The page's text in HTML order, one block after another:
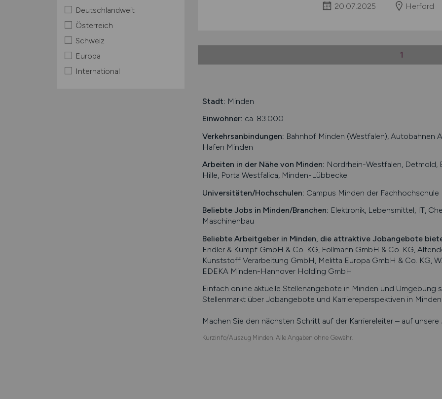
Deutschlandweit
Österreich
Schweiz
Europa
International
20.07.2025 Herford
1
Stadt: Minden
Einwohner: ca. 83.000
Verkehrsanbindungen: Bahnhof Minden (Westfalen), Autobahnen
Hafen Minden
Arbeiten in der Nähe von Minden: Nordrhein-Westfalen, Detmold,
Hille, Porta Westfalica, Minden-Lübbecke
Universitäten/Hochschulen: Campus Minden der Fachhochschule
Beliebte Jobs in Minden/Branchen: Elektronik, Lebensmittel, IT,
Maschinenbau
Beliebte Arbeitgeber in Minden , die attraktive Jobangebote
Endler & Kumpf GmbH & Co. KG, Follmann GmbH & Co. KG,
Kunststoff Verarbeitung GmbH, Melitta Europa GmbH & Co. KG,
EDEKA Minden-Hannover Holding GmbH
Einfach online aktuelle Stellenangebote in Minden und Umgebung
Stellenmarkt über Jobangebote und Karriereperspektiven in Minden
Machen Sie den nächsten Schritt auf der Karriereleiter – auf
Kurzinfo/Auszug Minden. Alle Angaben ohne Gewähr.